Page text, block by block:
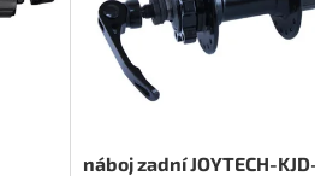
náboj zadní JOYTECH-